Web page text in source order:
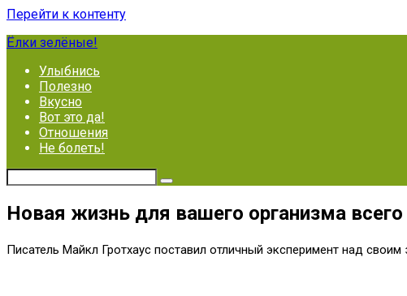
Перейти к контенту
Ёлки зелёные!
Улыбнись
Полезно
Вкусно
Вот это да!
Отношения
Не болеть!
Новая жизнь для вашего организма
Писатель Майкл Гротхаус поставил отличный эксперимент над своим